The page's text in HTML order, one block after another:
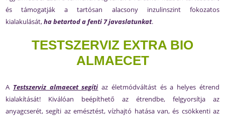
és támogatják a tartósan alacsony inzulinszint fokozatos
kialakulását,ha betartod a fenti 7 javaslatunkat.
TESTSZERVIZ EXTRA BIO
ALMAECET
A Testszerviz almaecet segíti az életmódváltást és a helyes étrend
kialakítását! Kiválóan beépíthető az étrendbe, felgyorsítja az
anyagcserét, segíti az emésztést, vízhajtó hatása van, és csökkenti az